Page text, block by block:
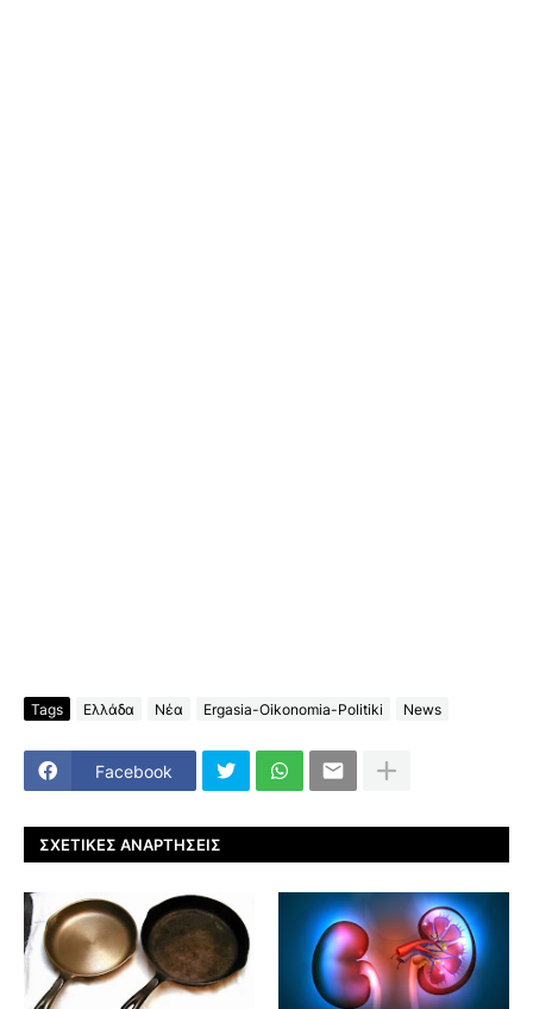
Tags Ελλάδα Νέα Ergasia-Oikonomia-Politiki News
Facebook
ΣΧΕΤΙΚΈΣ ΑΝΑΡΤΉΣΕΙΣ